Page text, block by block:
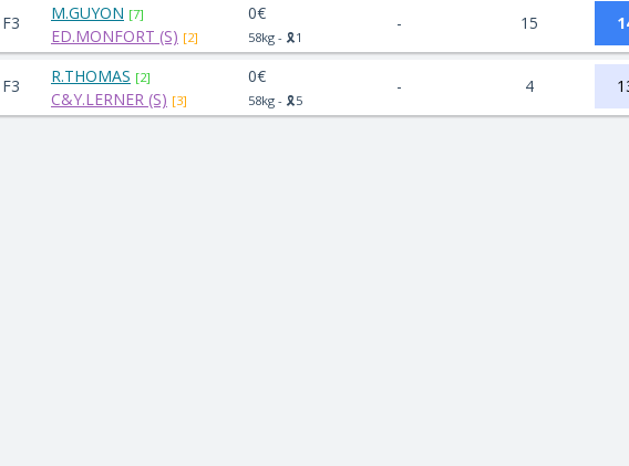
F3 M.GUYON [7]
ED.MONFORT (S) [2]
0€
58kg - 🎗️1
- 15
F3 R.THOMAS [2]
C&Y.LERNER (S) [3]
0€
58kg - 🎗️5
- 4